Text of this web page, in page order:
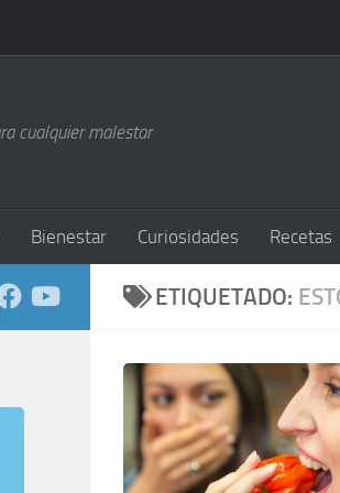
cualquier malestar
Bienestar Curiosidades Recetas
ETIQUETADO: